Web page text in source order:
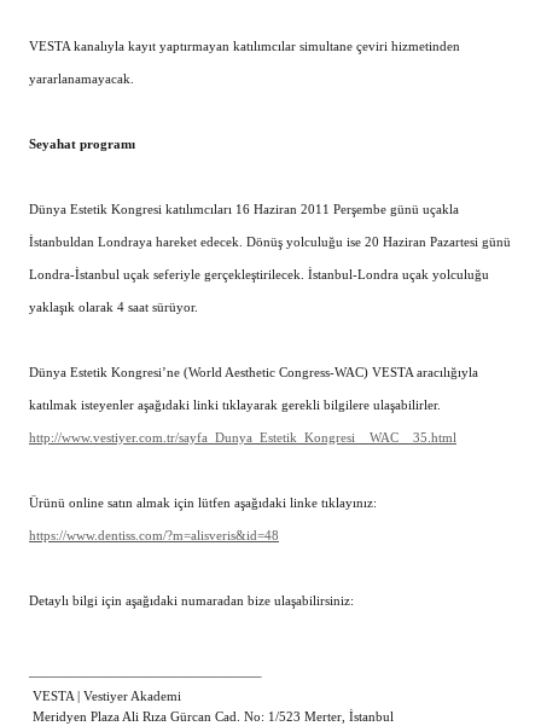
VESTA kanalıyla kayıt yaptırmayan katılımcılar simultane çeviri hizmetinden
yararlanamayacak.
Seyahat programı
Dünya Estetik Kongresi katılımcıları 16 Haziran 2011 Perşembe günü uçakla
İstanbuldan Londraya hareket edecek. Dönüş yolculuğu ise 20 Haziran Pazartesi günü
Londra-İstanbul uçak seferiyle gerçekleştirilecek. İstanbul-Londra uçak yolculuğu
yaklaşık olarak 4 saat sürüyor.
Dünya Estetik Kongresi’ne (World Aesthetic Congress-WAC) VESTA aracılığıyla
katılmak isteyenler aşağıdaki linki tıklayarak gerekli bilgilere ulaşabilirler.
http://www.vestiyer.com.tr/sayfa_Dunya_Estetik_Kongresi__WAC__35.html
Ürünü online satın almak için lütfen aşağıdaki linke tıklayınız:
https://www.dentiss.com/?m=alisveris&id=48
Detaylı bilgi için aşağıdaki numaradan bize ulaşabilirsiniz:
—————————————————–
VESTA | Vestiyer Akademi
Meridyen Plaza Ali Rıza Gürcan Cad. No: 1/523 Merter, İstanbul